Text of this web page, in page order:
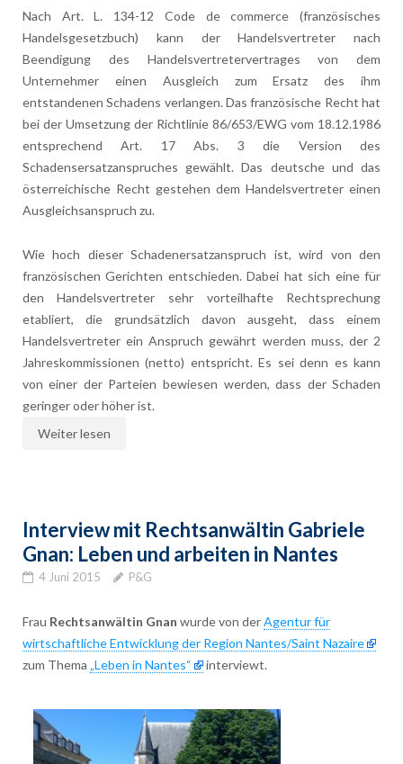
Nach Art. L. 134-12 Code de commerce (französisches
Handelsgesetzbuch) kann der Handelsvertreter nach
Beendigung des Handelsvertretervertrages von dem
Unternehmer einen Ausgleich zum Ersatz des ihm
entstandenen Schadens verlangen. Das französische Recht hat
bei der Umsetzung der Richtlinie 86/653/EWG vom 18.12.1986
entsprechend Art. 17 Abs. 3 die Version des
Schadensersatzanspruches gewählt. Das deutsche und das
österreichische Recht gestehen dem Handelsvertreter einen
Ausgleichsanspruch zu.
Wie hoch dieser Schadenersatzanspruch ist, wird von den
französischen Gerichten entschieden. Dabei hat sich eine für
den Handelsvertreter sehr vorteilhafte Rechtsprechung
etabliert, die grundsätzlich davon ausgeht, dass einem
Handelsvertreter ein Anspruch gewährt werden muss, der 2
Jahreskommissionen (netto) entspricht. Es sei denn es kann
von einer der Parteien bewiesen werden, dass der Schaden
geringer oder höher ist.
Weiter lesen
Interview mit Rechtsanwältin Gabriele
Gnan: Leben und arbeiten in Nantes
4 Juni 2015 P&G
Frau Rechtsanwältin Gnan wurde von derAgentur für
wirtschaftliche Entwicklung der Region Nantes/Saint Nazaire
zum Thema „Leben in Nantes“ interviewt.